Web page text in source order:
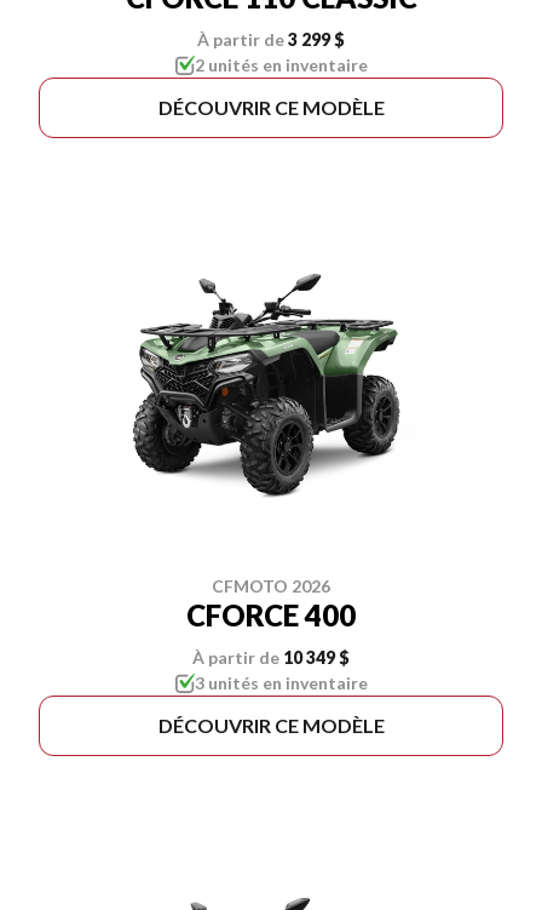
À partir de3 299 $
2 unités en inventaire
DÉCOUVRIR CE MODÈLE
CFMOTO 2026
CFORCE 400
À partir de 10 349 $
3 unités en inventaire
DÉCOUVRIR CE MODÈLE